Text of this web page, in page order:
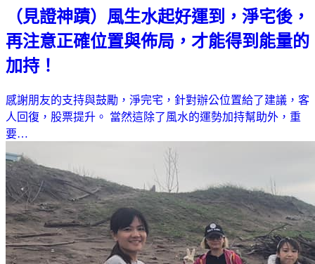
（見證神蹟）風生水起好運到，淨宅後，
再注意正確位置與佈局，才能得到能量的
加持！
感謝朋友的支持與鼓勵，淨完宅，針對辦公位置給了建議，客
人回復，股票提升。 當然這除了風水的運勢加持幫助外，重
要…